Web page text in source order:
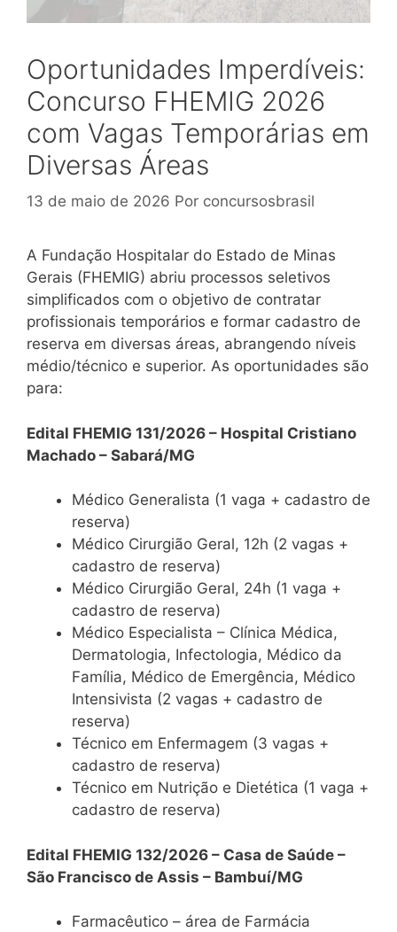
Oportunidades Imperdíveis:
Concurso FHEMIG 2026
com Vagas Temporárias em
Diversas Áreas
13 de maio de 2026 Por concursosbrasil
A Fundação Hospitalar do Estado de Minas
Gerais (FHEMIG) abriu processos seletivos
simplificados com o objetivo de contratar
profissionais temporários e formar cadastro de
reserva em diversas áreas, abrangendo níveis
médio/técnico e superior. As oportunidades são
para:
Edital FHEMIG 131/2026 – Hospital Cristiano
Machado – Sabará/MG
Médico Generalista (1 vaga + cadastro de
reserva)
Médico Cirurgião Geral, 12h (2 vagas +
cadastro de reserva)
Médico Cirurgião Geral, 24h (1 vaga +
cadastro de reserva)
Médico Especialista – Clínica Médica,
Dermatologia, Infectologia, Médico da
Família, Médico de Emergência, Médico
Intensivista (2 vagas + cadastro de
reserva)
Técnico em Enfermagem (3 vagas +
cadastro de reserva)
Técnico em Nutrição e Dietética (1 vaga +
cadastro de reserva)
Edital FHEMIG 132/2026 – Casa de Saúde –
São Francisco de Assis – Bambuí/MG
Farmacêutico – área de Farmácia